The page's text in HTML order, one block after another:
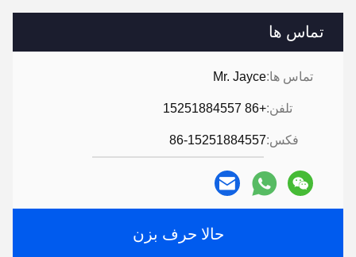
تماس ها
تماس ها:Mr. Jayce
تلفن:+86 15251884557
فکس:86-15251884557
حالا حرف بزن